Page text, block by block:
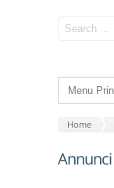
Home
Annunci